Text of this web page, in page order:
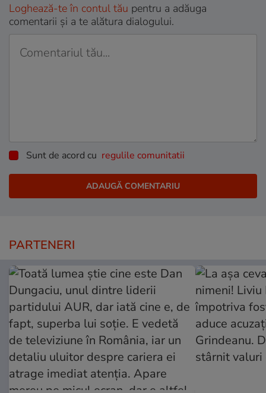
Loghează-te în contul tău pentru a adăuga
comentarii și a te alătura dialogului.
Sunt de acord cu regulile comunitatii
PARTENERI